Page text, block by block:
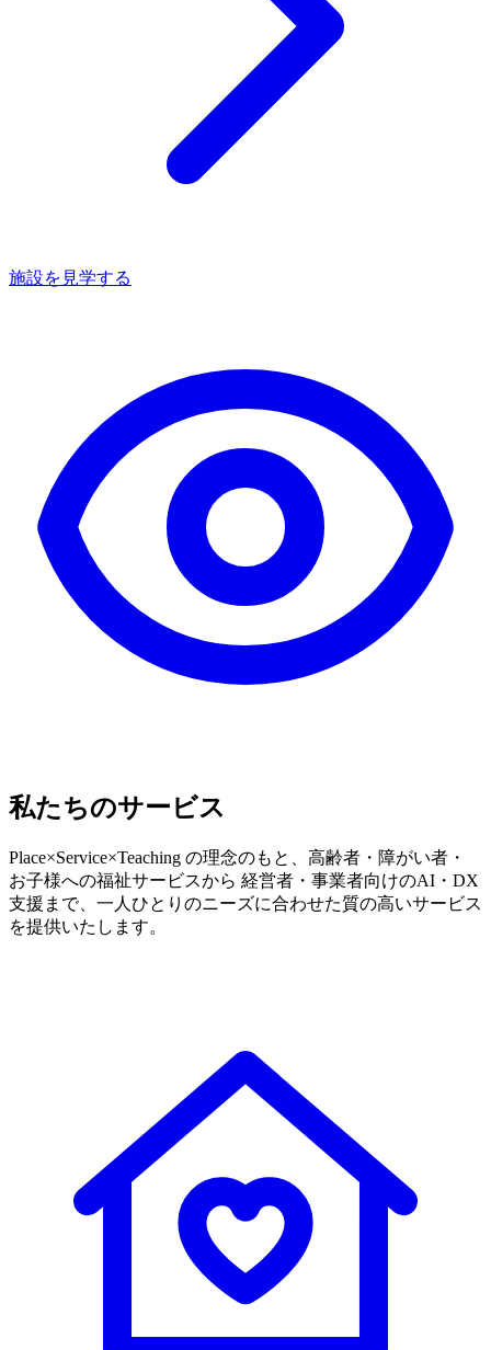
施設を見学する
私たちのサービス
Place×Service×Teaching の理念のもと、高齢者・障がい者・
お子様への福祉サービスから 経営者・事業者向けのAI・DX
支援まで、一人ひとりのニーズに合わせた質の高いサービス
を提供いたします。